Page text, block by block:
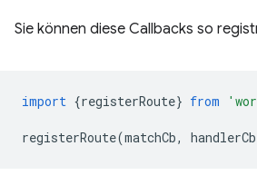
Sie können diese Callbacks so
import {registerRoute} from
registerRoute(matchCb, handlerCb